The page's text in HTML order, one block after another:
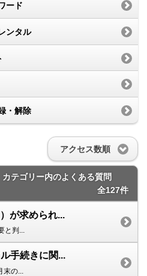
ード
ンタル
・解除
アクセス数順
カテゴリー内のよくある質問
全127件
が求められ...
と判...
手続きに関...
末の...